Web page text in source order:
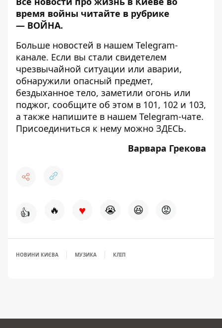
время войны читайте в рубрике
— ВОЙНА.
Больше новостей в нашем Telegram-
канале. Если вы стали свидетелем
чрезвычайной ситуации или аварии,
обнаружили опасный предмет,
бездыханное тело, заметили огонь или
поджог, сообщите об этом в 101, 102 и 103,
а также напишите в нашем Telegram-чате.
Присоединиться к нему можно ЗДЕСЬ.
Варвара Грекова
👍 🔥 ♥ 😭 😆 😡
НОВИНИ КИЄВА МУЗИКА КЛІП